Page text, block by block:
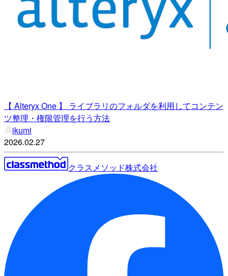
【 Alteryx One 】 ライブラリのフォルダを利用してコンテン
ツ整理・権限管理を行う方法
ikumi
2026.02.27
クラスメソッド株式会社